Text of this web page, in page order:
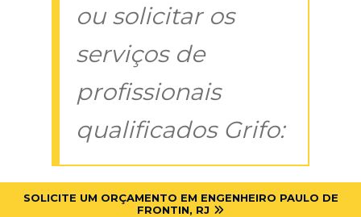
ou solicitar os
serviços de
profissionais
qualificados Grifo:
SOLICITE UM ORÇAMENTO EM ENGENHEIRO PAULO DE
FRONTIN, RJ